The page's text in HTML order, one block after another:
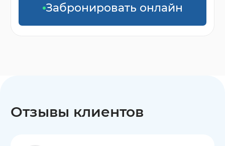
Забронировать онлайн
Отзывы клиентов